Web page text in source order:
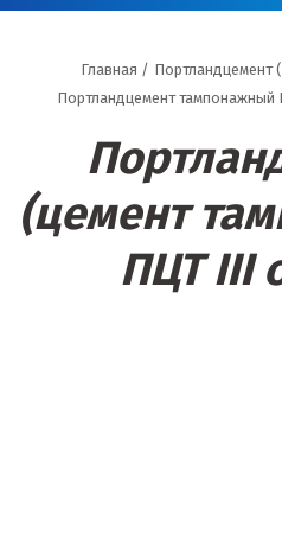
Главная / Портландцемент
Портландцемент тампонажный
(цемент
ПЦТ III